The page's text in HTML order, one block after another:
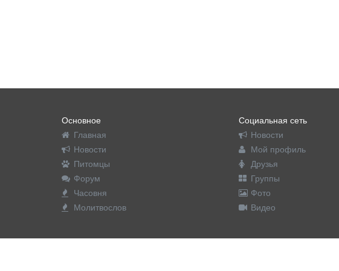
Основное
Главная
Новости
Питомцы
Форум
Часовня
Молитвослов
Социальная сеть
Новости
Мой профиль
Друзья
Группы
Фото
Видео